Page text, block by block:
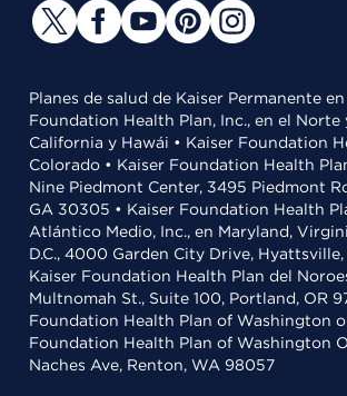
Planes de salud de Kaiser Permanente
Foundation Health Plan, Inc., en el Norte
California y Hawái • Kaiser Foundation
Colorado • Kaiser Foundation Health
Nine Piedmont Center, 3495 Piedmont
GA 30305 • Kaiser Foundation Health
Atlántico Medio, Inc., en Maryland,
D.C., 4000 Garden City Drive, Hyattsville,
Kaiser Foundation Health Plan del
Multnomah St., Suite 100, Portland, OR
Foundation Health Plan of Washington
Foundation Health Plan of Washington
Naches Ave, Renton, WA 98057